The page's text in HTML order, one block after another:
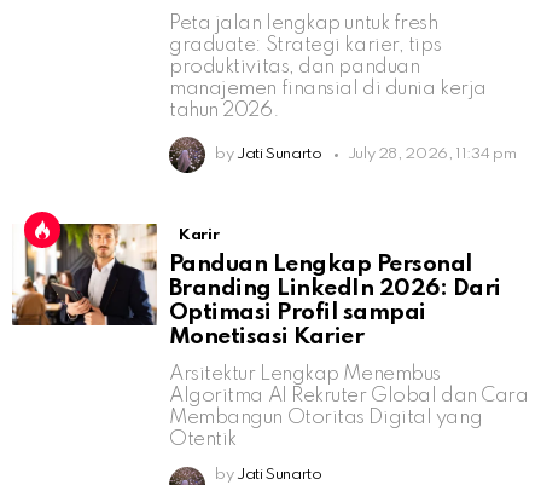
Peta jalan lengkap untuk fresh
graduate: Strategi karier, tips
produktivitas, dan panduan
manajemen finansial di dunia kerja
tahun 2026.
by Jati Sunarto July 28, 2026, 11:34 pm
Karir
Panduan Lengkap Personal
Branding LinkedIn 2026: Dari
Optimasi Profil sampai
Monetisasi Karier
Arsitektur Lengkap Menembus
Algoritma AI Rekruter Global dan Cara
Membangun Otoritas Digital yang
Otentik
by Jati Sunarto